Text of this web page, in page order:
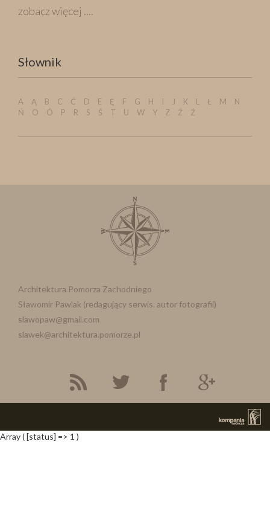
zobacz więcej ....
Słownik
A Ą B C Ć D E Ę F G H I J K L Ł M N
Ń O Ó P R S Ś T U W Y Z Ź Ż
Architektura Pomorza Zachodniego
Sławomir Pawlak (redagujący serwis. autor fotografii)
slawopaw@gmail.com
slawek@architektura.pomorze.pl
Array ( [status] => 1 )